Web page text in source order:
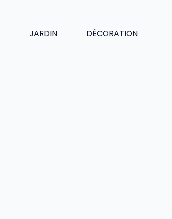
JARDIN DÉCORATION